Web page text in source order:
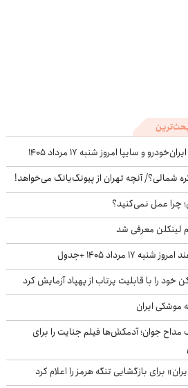
و سایپا امروز شنبه ۱۷ مرداد ۱۴۰۵
شمالی؟/ آنچه تهران از پیونگ‌یانگ می‌خواهد!
چرا عمل نمی‌کنید؟
لینکلن معرفی شد
مرداد ۱۴۰۵ +جدول
را با قابلیت پرتاب از پهپاد آزمایش کرد
موشکی ایران
جوان؛ آدمکش‌ها فیلم جنایت را برای
برای بازگشایی تنگه هرمز را اعلام کرد